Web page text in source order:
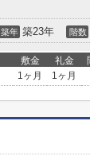
築年 築23年 階数
敷金 礼金
1ヶ月 1ヶ月